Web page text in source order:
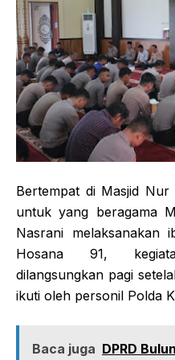
Bertempat di Masjid
untuk yang beragama
Nasrani melaksanakan
Hosana 91,
dilangsungkan pagi
ikuti oleh personil Polda
Baca juga DPRD